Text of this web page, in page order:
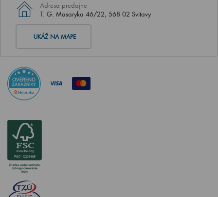
Adresa predajne
T. G. Masaryka 46/22, 568 02 Svitavy
UKÁŽ NA MAPE